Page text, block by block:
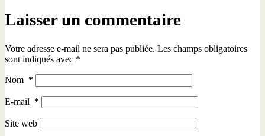
Laisser un commentaire
Votre adresse e-mail ne sera pas publiée. Les champs obligatoires
sont indiqués avec *
Nom *
E-mail *
Site web